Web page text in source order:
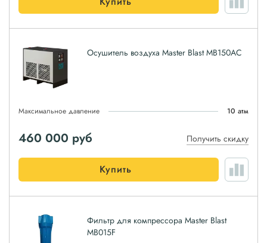
Осушитель воздуха Master Blast MB150AC
Максимальное давление 10 атм
460 000 руб Получить скидку
Купить
Фильтр для компрессора Master Blast
MB015F